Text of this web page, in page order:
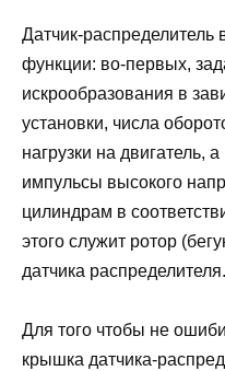
Датчик-
функции: во-первых,
искрообразования в
установки, числа
нагрузки на двигатель,
импульсы высокого
цилиндрам в
этого служит ротор
датчика распределителя.
Для того чтобы не
крышка датчика-